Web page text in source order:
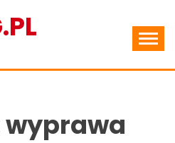
wyprawa